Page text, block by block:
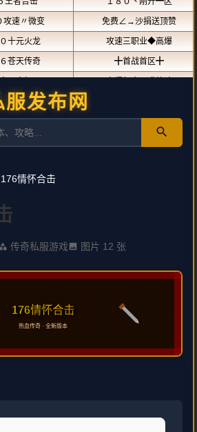
发布网
search
176情怀合击
category 传奇私服游戏 image 图片 12 张
176情怀合击
热血传奇 · 全新版本